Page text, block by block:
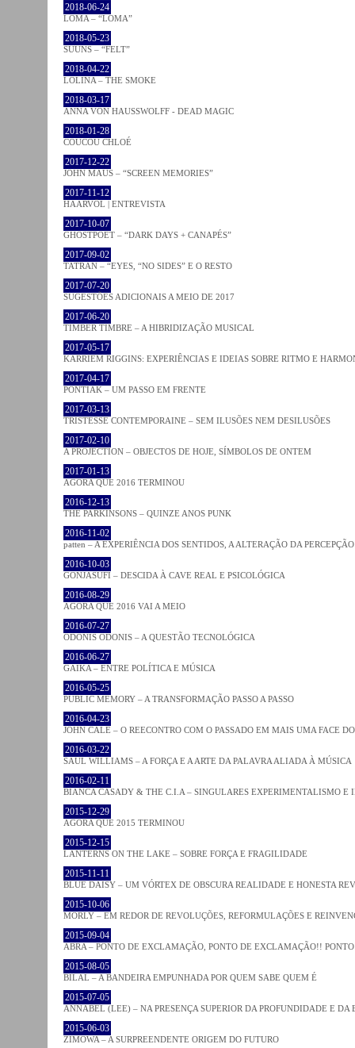
2018-06-24
LOMA – “LOMA”
2018-05-23
SUUNS – “FELT”
2018-04-22
LOLINA – THE SMOKE
2018-03-17
ANNA VON HAUSSWOLFF - DEAD MAGIC
2018-01-28
COUCOU CHLOÉ
2017-12-22
JOHN MAUS – “SCREEN MEMORIES”
2017-11-12
HAARVÖL | ENTREVISTA
2017-10-07
GHOSTPOET – “DARK DAYS + CANAPÉS”
2017-09-02
TATRAN – “EYES, “NO SIDES” E O RESTO
2017-07-20
SUGESTÕES ADICIONAIS A MEIO DE 2017
2017-06-20
TIMBER TIMBRE – A HIBRIDIZAÇÃO MUSICAL
2017-05-17
KARRIEM RIGGINS: EXPERIÊNCIAS E IDEIAS SOBRE RITMO E
2017-04-17
PONTIAK – UM PASSO EM FRENTE
2017-03-13
TRISTESSE CONTEMPORAINE – SEM ILUSÕES NEM DESILUSÕES
2017-02-10
A PROJECTION – OBJECTOS DE HOJE, SÍMBOLOS DE ONTEM
2017-01-13
AGORA QUE 2016 TERMINOU
2016-12-13
THE PARKINSONS – QUINZE ANOS PUNK
2016-11-02
patten – A EXPERIÊNCIA DOS SENTIDOS, A ALTERAÇÃO DA PERCEPÇÃO
2016-10-03
GONJASUFI – DESCIDA À CAVE REAL E PSICOLÓGICA
2016-08-29
AGORA QUE 2016 VAI A MEIO
2016-07-27
ODONIS ODONIS – A QUESTÃO TECNOLÓGICA
2016-06-27
GAIKA – ENTRE POLÍTICA E MÚSICA
2016-05-25
PUBLIC MEMORY – A TRANSFORMAÇÃO PASSO A PASSO
2016-04-23
JOHN CALE – O REECONTRO COM O PASSADO EM MAIS UMA FACE
2016-03-22
SAUL WILLIAMS – A FORÇA E A ARTE DA PALAVRA ALIADA À MÚSICA
2016-02-11
BIANCA CASADY & THE C.I.A – SINGULARES EXPERIMENTALISMO E
2015-12-29
AGORA QUE 2015 TERMINOU
2015-12-15
LANTERNS ON THE LAKE – SOBRE FORÇA E FRAGILIDADE
2015-11-11
BLUE DAISY – UM VÓRTEX DE OBSCURA REALIDADE E HONESTA
2015-10-06
MORLY – EM REDOR DE REVOLUÇÕES, REFORMULAÇÕES E
2015-09-04
ABRA – PONTO DE EXCLAMAÇÃO, PONTO DE EXCLAMAÇÃO!!
2015-08-05
BILAL – A BANDEIRA EMPUNHADA POR QUEM SABE QUEM É
2015-07-05
ANNABEL (LEE) – NA PRESENÇA SUPERIOR DA PROFUNDIDADE E DA
2015-06-03
ZIMOWA – A SURPREENDENTE ORIGEM DO FUTURO